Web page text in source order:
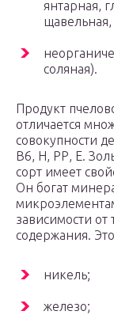
янтарная,
соляная).
Продукт
отличается
совокупности
В6, Н, РР, Е.
сорт имеет
Он богат
зависимости от
содержания.
никель;
железо;